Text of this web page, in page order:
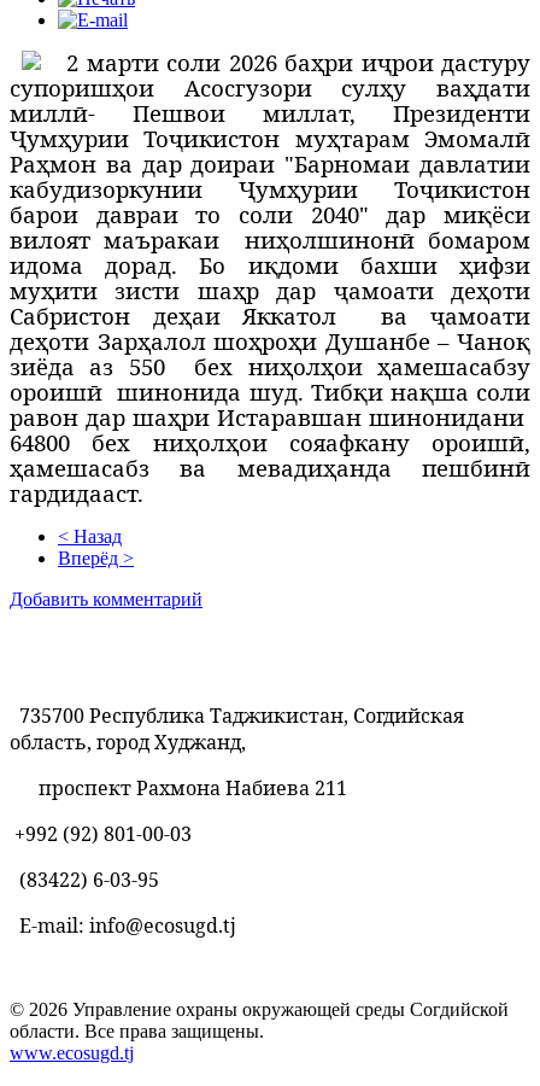
2 марти соли 2026 баҳри иҷрои дастуру
супоришҳои Асосгузори сулҳу ваҳдати
миллӣ- Пешвои миллат, Президенти
Ҷумҳурии Тоҷикистон муҳтарам Эмомалӣ
Раҳмон ва дар доираи "Барномаи давлатии
кабудизоркунии Ҷумҳурии Тоҷикистон
барои давраи то соли 2040" дар миқёси
вилоят маъракаи
ниҳолшинонӣ бомаром
идома дорад. Бо иқдоми бахши ҳифзи
муҳити зисти шаҳр дар ҷамоати деҳоти
Сабристон деҳаи Яккатол
ва ҷамоати
деҳоти Зарҳалол шоҳроҳи Душанбе – Чаноқ
зиёда аз 550
бех ниҳолҳои ҳамешасабзу
ороишӣ шинонида шуд. Тибқи нақша соли
равон дар шаҳри Истаравшан шинонидани
64800 бех ниҳолҳои сояафкану ороишӣ,
ҳамешасабз ва мевадиҳанда пешбинӣ
гардидааст.
< Назад
Вперёд >
Добавить комментарий
735700 Республика Таджикистан, Согдийская
область, город Худжанд,
проспект Рахмона Набиева 211
+992 (92) 801-00-03
(83422) 6-03-95
E-mail: info@ecosugd.tj
© 2026 Управление охраны окружающей среды Согдийской
области. Все права защищены.
www.ecosugd.tj